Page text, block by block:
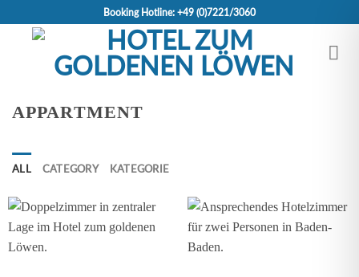
to
Booking Hotline: +49 (0)7221/3060
APPARTMENT
ALL CATEGORY KATEGORIE